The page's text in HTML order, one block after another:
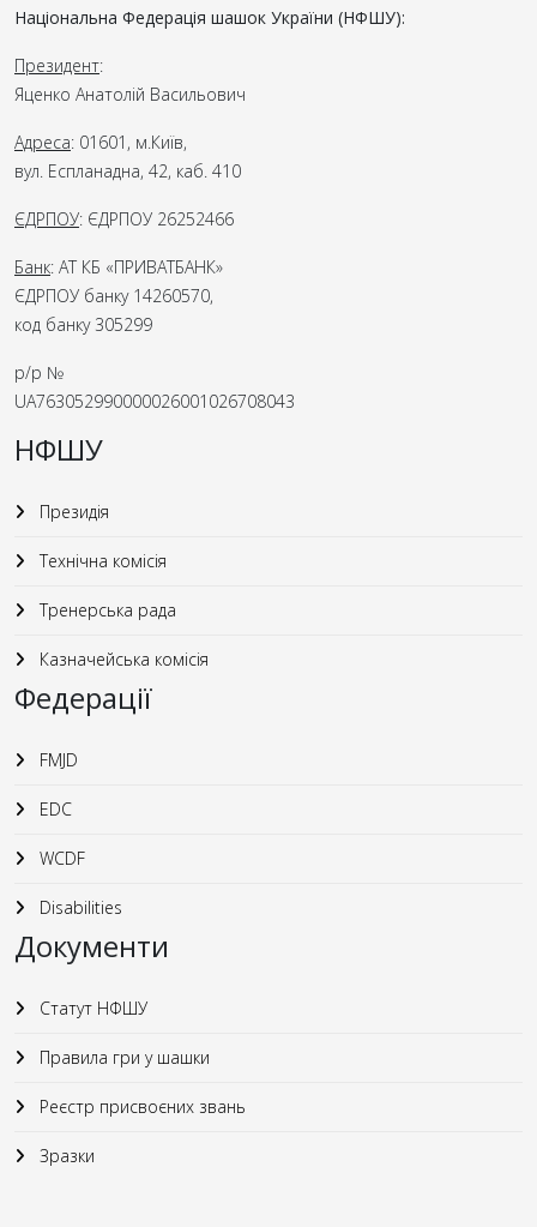
Національна Федерація шашок України (НФШУ):
Президент:
Яценко Анатолій Васильович
Адреса: 01601, м.Київ,
вул. Еспланадна, 42, каб. 410
ЄДРПОУ: ЄДРПОУ 26252466
Банк: АТ КБ «ПРИВАТБАНК»
ЄДРПОУ банку 14260570,
код банку 305299
р/р №
UA763052990000026001026708043
НФШУ
Президія
Технічна комісія
Тренерська рада
Казначейська комісія
Федерації
FMJD
EDC
WCDF
Disabilities
Документи
Статут НФШУ
Правила гри у шашки
Реєстр присвоєних звань
Зразки